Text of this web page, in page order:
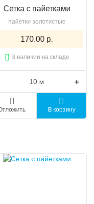
Сетка с пайетками
пайетки золотистые
170.00 р.
В наличии на складе
+
В корзину